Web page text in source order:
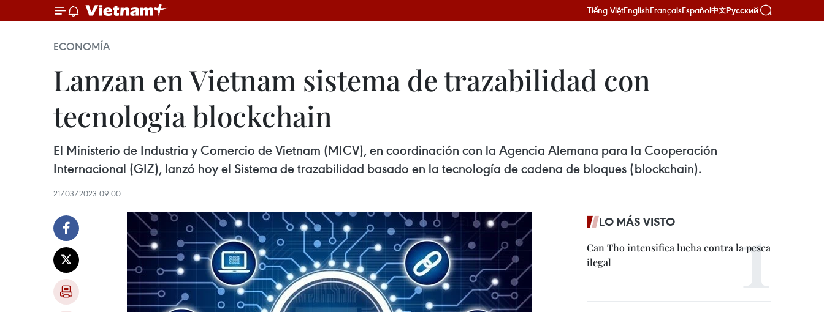
Tiếng ViệtEnglishFrançaisEspañol中文Русский
ECONOMÍA
Lanzan en Vietnam sistema de trazabilidad con
tecnología blockchain
El Ministerio de Industria y Comercio de Vietnam (MICV), en coordinación con la Agencia Alemana para la Cooperación
Internacional (GIZ), lanzó hoy el Sistema de trazabilidad basado en la tecnología de cadena de bloques (blockchain).
21/03/2023 09:00
LO MÁS VISTO
Can Tho intensifica lucha contra la pesca
ilegal